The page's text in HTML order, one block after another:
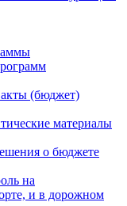
(бюджет)
материалы
о бюджете
на
и в дорожном